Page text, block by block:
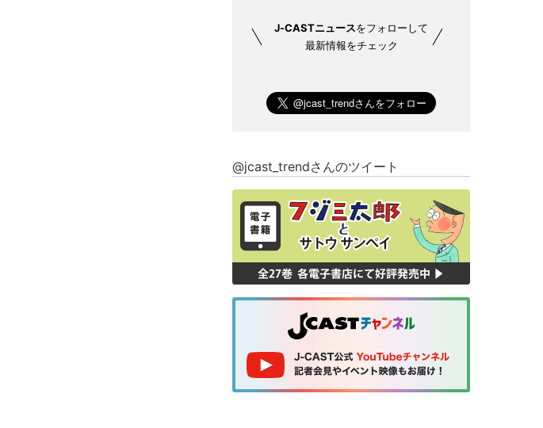
J-CASTニュースをフォローして
最新情報をチェック
@jcast_trendさんのツイート